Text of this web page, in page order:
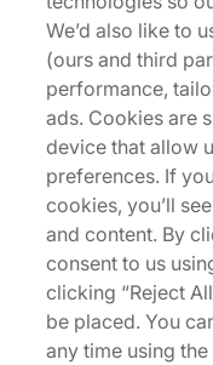
confortevoli per
rilassati o giorni
Chi siamo
Siamo specializzati
dalle alte
We’d also like to
(ours and third
performance,
ads. Cookies are
device that allow
preferences. If
cookies, you’ll
and content. By
consent to us
clicking “Reject
be placed. You
any time using